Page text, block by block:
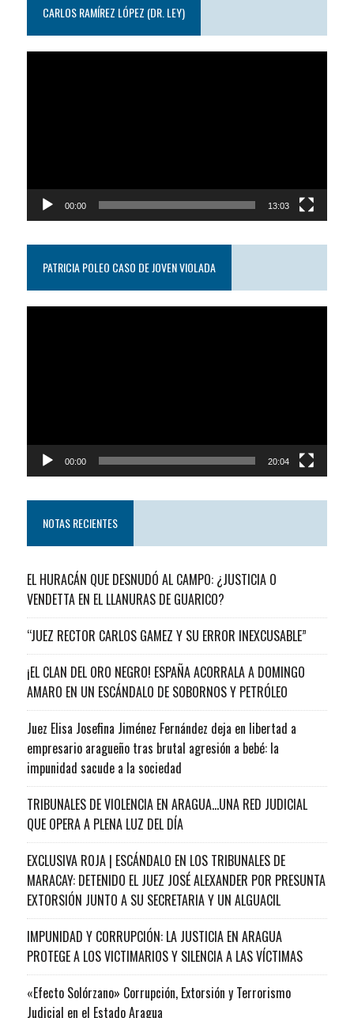
CARLOS RAMÍREZ LÓPEZ (DR. LEY)
00:00 13:03
PATRICIA POLEO CASO DE JOVEN VIOLADA
00:00 20:04
NOTAS RECIENTES
EL HURACÁN QUE DESNUDÓ AL CAMPO: ¿JUSTICIA O
VENDETTA EN EL LLANURAS DE GUARICO?
“JUEZ RECTOR CARLOS GAMEZ Y SU ERROR INEXCUSABLE”
¡EL CLAN DEL ORO NEGRO! ESPAÑA ACORRALA A DOMINGO
AMARO EN UN ESCÁNDALO DE SOBORNOS Y PETRÓLEO
Juez Elisa Josefina Jiménez Fernández deja en libertad a
empresario aragueño tras brutal agresión a bebé: la
impunidad sacude a la sociedad
TRIBUNALES DE VIOLENCIA EN ARAGUA…UNA RED JUDICIAL
QUE OPERA A PLENA LUZ DEL DÍA
EXCLUSIVA ROJA | ESCÁNDALO EN LOS TRIBUNALES DE
MARACAY: DETENIDO EL JUEZ JOSÉ ALEXANDER POR PRESUNTA
EXTORSIÓN JUNTO A SU SECRETARIA Y UN ALGUACIL
IMPUNIDAD Y CORRUPCIÓN: LA JUSTICIA EN ARAGUA
PROTEGE A LOS VICTIMARIOS Y SILENCIA A LAS VÍCTIMAS
«Efecto Solórzano» Corrupción, Extorsión y Terrorismo
Judicial en el Estado Aragua